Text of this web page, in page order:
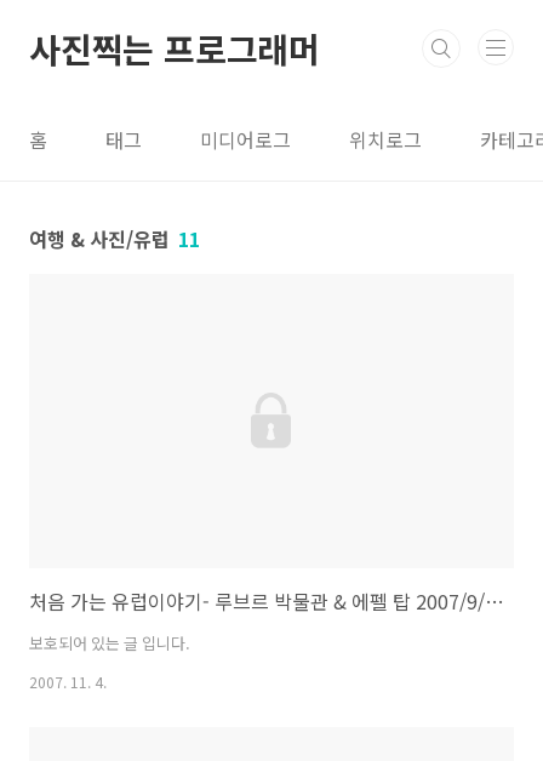
사진찍는 프로그래머
홈 태그 미디어로그 위치로그 카테고
여행 & 사진/유럽 11
처음 가는 유럽이야기- 루브르 박물관 & 에펠 탑 2007/9/14
보호되어 있는 글 입니다.
2007. 11. 4.